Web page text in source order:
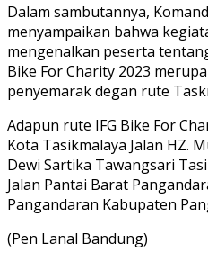
Dalam sambutannya,
menyampaikan bahwa
mengenalkan peserta
Bike For Charity 2023
penyemarak degan rute
Adapun rute IFG Bike For
Kota Tasikmalaya Jalan HZ.
Dewi Sartika Tawangsari
Jalan Pantai Barat
Pangandaran Kabupaten
(Pen Lanal Bandung)